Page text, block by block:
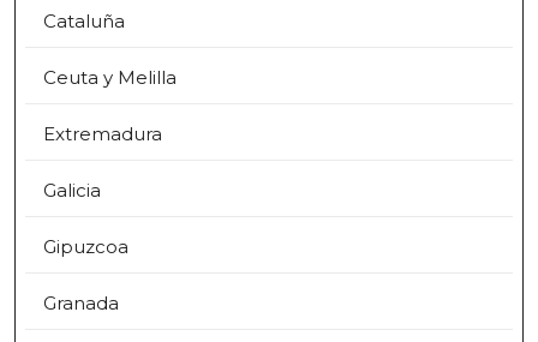
Cataluña
Ceuta y Melilla
Extremadura
Galicia
Gipuzcoa
Granada